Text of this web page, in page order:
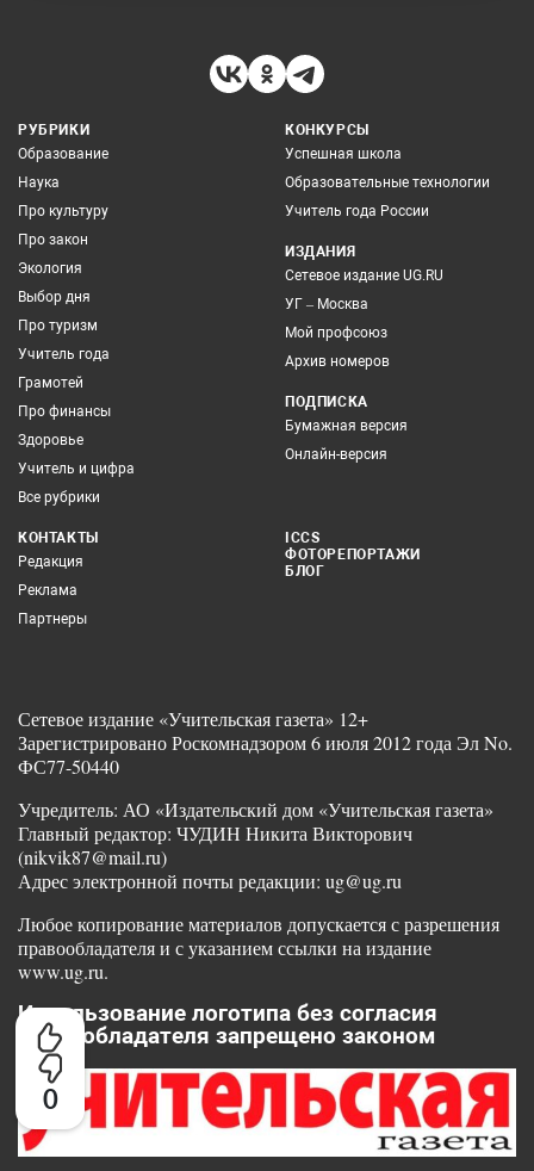
0
РУБРИКИ
Образование
Наука
Про культуру
Про закон
Экология
Выбор дня
Про туризм
Учитель года
Грамотей
Про финансы
Здоровье
Учитель и цифра
Все рубрики
КОНКУРСЫ
Успешная школа
Образовательные технологии
Учитель года России
ИЗДАНИЯ
Сетевое издание UG.RU
УГ – Москва
Мой профсоюз
Архив номеров
ПОДПИСКА
Бумажная версия
Онлайн-версия
КОНТАКТЫ
Редакция
Реклама
Партнеры
ICCS
ФОТОРЕПОРТАЖИ
БЛОГ
Сетевое издание «Учительская газета» 12+
Зарегистрировано Роскомнадзором 6 июля 2012 года Эл No.
ФС77-50440
Учредитель: АО «Издательский дом «Учительская газета»
Главный редактор: ЧУДИН Никита Викторович
(nikvik87@mail.ru)
Адрес электронной почты редакции: ug@ug.ru
Любое копирование материалов допускается с разрешения
правообладателя и с указанием ссылки на издание
www.ug.ru.
Использование логотипа без согласия
правообладателя запрещено законом